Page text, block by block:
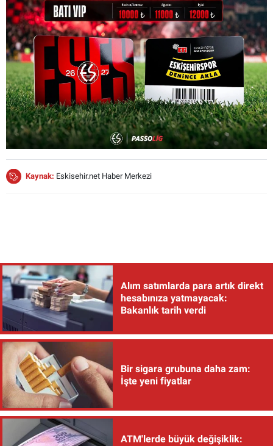
Kaynak: Eskisehir.net Haber Merkezi
Alım satımlarda para artık direkt
hesabınıza yatmayacak:
Bakanlık tarih verdi
Bir sigara grubuna daha zam:
İşte yeni fiyatlar
ATM'lerde büyük değişiklik: